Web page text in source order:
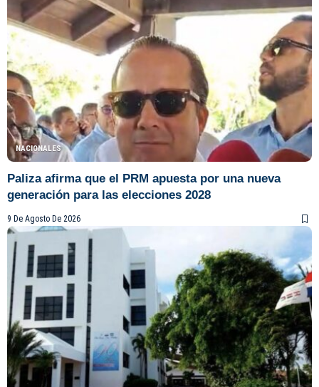
NACIONALES
Paliza afirma que el PRM apuesta por una nueva
generación para las elecciones 2028
9 De Agosto De 2026